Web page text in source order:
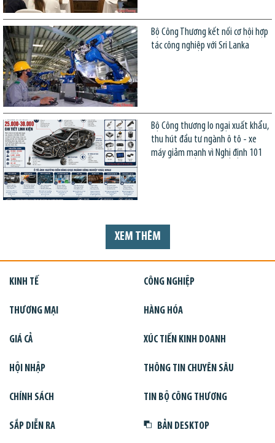
Bộ Công Thương kết nối cơ hội hợp
tác công nghiệp với Sri Lanka
Bộ Công thương lo ngại xuất khẩu,
thu hút đầu tư ngành ô tô - xe
máy giảm mạnh vì Nghị định 101
XEM THÊM
KINH TẾ CÔNG NGHIỆP
THƯƠNG MẠI HÀNG HÓA
GIÁ CẢ XÚC TIẾN KINH DOANH
HỘI NHẬP THÔNG TIN CHUYÊN SÂU
CHÍNH SÁCH TIN BỘ CÔNG THƯƠNG
SẮP DIỄN RA BẢN DESKTOP